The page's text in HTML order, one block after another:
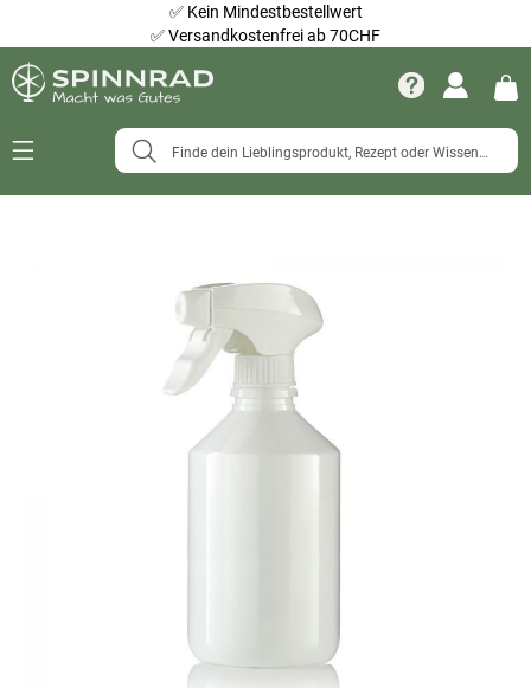
✅ Kein Mindestbestellwert
✅Versandkostenfrei ab 70CHF
Navigation